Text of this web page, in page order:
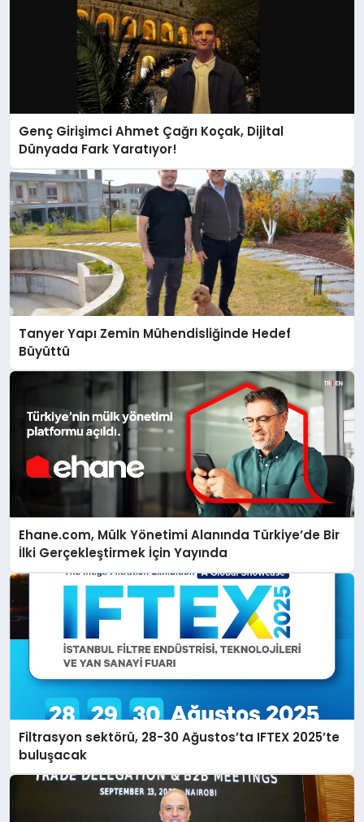
Genç Girişimci Ahmet Çağrı Koçak, Dijital
Dünyada Fark Yaratıyor!
Tanyer Yapı Zemin Mühendisliğinde Hedef
Büyüttü
Ehane.com, Mülk Yönetimi Alanında Türkiye’de Bir
İlki Gerçekleştirmek İçin Yayında
Filtrasyon sektörü, 28-30 Ağustos’ta IFTEX 2025’te
buluşacak